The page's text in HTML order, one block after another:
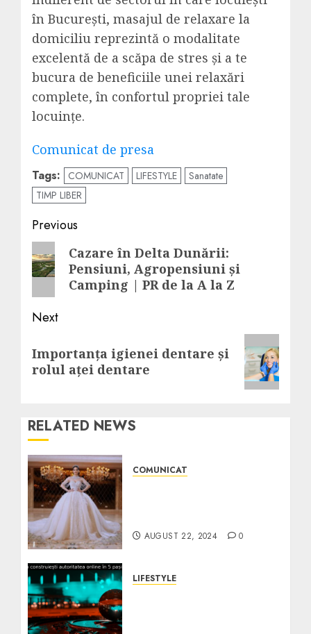
în București, masajul de relaxare la
domiciliu reprezintă o modalitate
excelentă de a scăpa de stres și a te
bucura de beneficiile unei relaxări
complete, în confortul propriei tale
locuințe.
Navigare
în
articole
Comunicat de presa
Tags: COMUNICAT LIFESTYLE
Sanatate
TIMP LIBER
Post
navigation
Previous
Previous
post:
Cazare în Delta Dunării:
Pensiuni, Agropensiuni și
Camping | PR de la A la Z
Next
post:
Importanța igienei dentare și
rolul aței dentare
RELATED NEWS
COMUNICAT
AUGUST 22, 2024 0
LIFESTYLE